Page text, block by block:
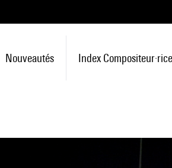
Nouveautés Index Compositeur·rice